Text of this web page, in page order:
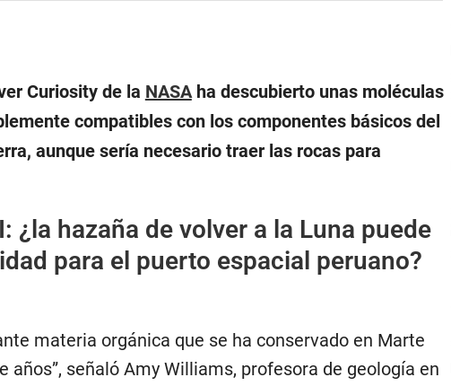
Curiosity de la NASAha descubierto unas moléculas
compatibles con los componentes básicos del
aunque sería necesario traer las rocas para
¿la hazaña de volver a la Luna puede
para el puerto espacial peruano?
materia orgánica que se ha conservado en Marte
años”, señaló Amy Williams, profesora de geología en